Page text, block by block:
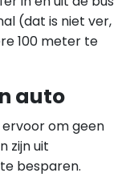
(dat is niet ver,
100 meter te
auto
om geen
zijn uit
besparen.